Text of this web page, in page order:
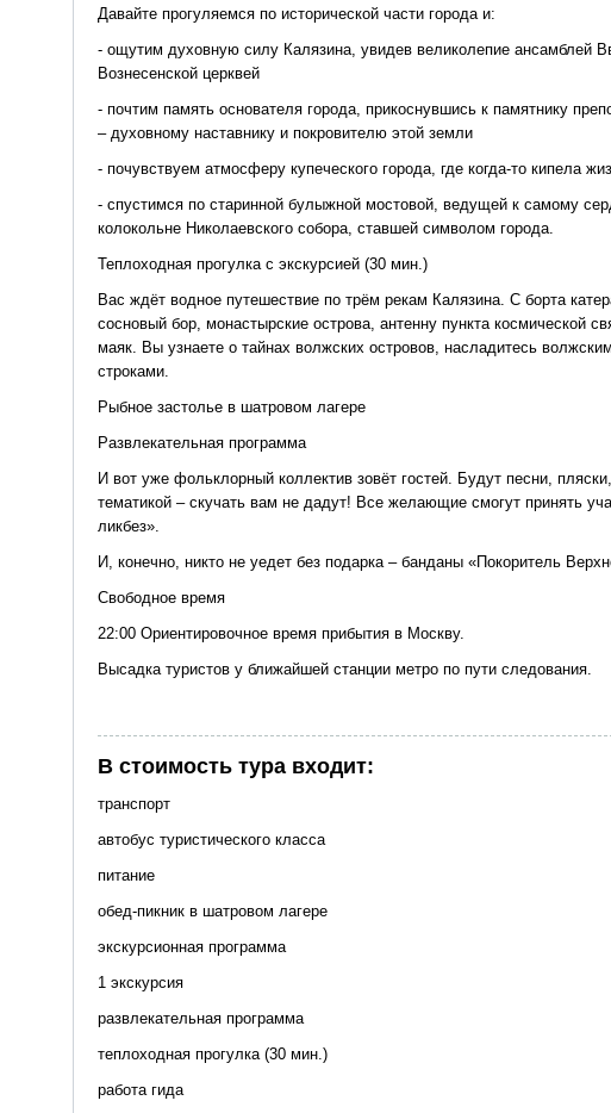
Давайте прогуляемся по исторической части города и:
- ощутим духовную силу Калязина, увидев великолепие ансамблей
Вознесенской церквей
- почтим память основателя города, прикоснувшись к памятнику
– духовному наставнику и покровителю этой земли
- почувствуем атмосферу купеческого города, где когда-то кипела
- спустимся по старинной булыжной мостовой, ведущей к самому
колокольне Николаевского собора, ставшей символом города.
Теплоходная прогулка с экскурсией (30 мин.)
Вас ждёт водное путешествие по трём рекам Калязина. С борта
сосновый бор, монастырские острова, антенну пункта космической
маяк. Вы узнаете о тайнах волжских островов, насладитесь
строками.
Рыбное застолье в шатровом лагере
Развлекательная программа
И вот уже фольклорный коллектив зовёт гостей. Будут песни,
тематикой – скучать вам не дадут! Все желающие смогут принять
ликбез».
И, конечно, никто не уедет без подарка – банданы «Покоритель
Свободное время
22:00 Ориентировочное время прибытия в Москву.
Высадка туристов у ближайшей станции метро по пути следования.
В стоимость тура входит:
транспорт
автобус туристического класса
питание
обед-пикник в шатровом лагере
экскурсионная программа
1 экскурсия
развлекательная программа
теплоходная прогулка (30 мин.)
работа гида